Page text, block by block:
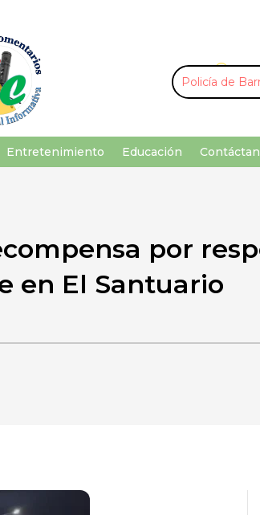
U
Entretenimiento Educación
por
en El Santuario